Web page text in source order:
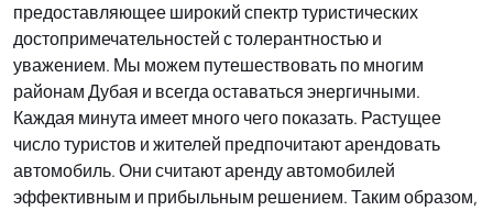
предоставляющее широкий спектр туристических
достопримечательностей с толерантностью и
уважением. Мы можем путешествовать по многим
районам Дубая и всегда оставаться энергичными.
Каждая минута имеет много чего показать. Растущее
число туристов и жителей предпочитают арендовать
автомобиль. Они считают аренду автомобилей
эффективным и прибыльным решением. Таким образом,